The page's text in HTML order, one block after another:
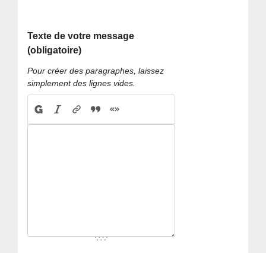
Texte de votre message
(obligatoire)
Pour créer des paragraphes, laissez
simplement des lignes vides.